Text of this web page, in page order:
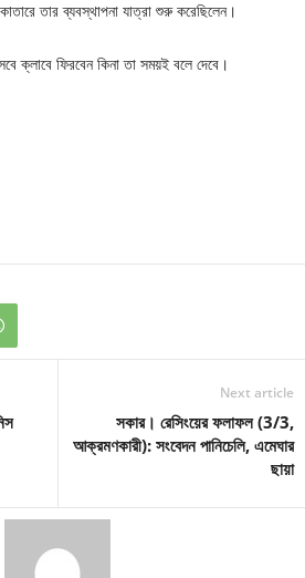
তার ব্যবস্থাপনা যাত্রা শুরু করেছিলেন।
ক্লাবে ফিরবেন কিনা তা সময়ই বলে দেবে।
Next article
সকার। রেসিংয়ের ফলাফল (3/3,
আক্রমণকারী): সংবেদন পানিচেলি, এমেঘার
ছায়া